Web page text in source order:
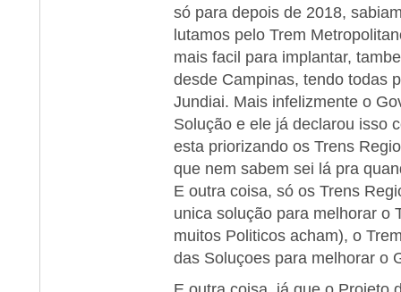
só para depois de 2018,
lutamos pelo Trem
mais facil para implantar,
desde Campinas, tendo todas
Jundiai. Mais infelizmente o
Solução e ele já declarou isso
esta priorizando os Trens
que nem sabem sei lá pra
E outra coisa, só os Trens
unica solução para melhorar o
muitos Politicos acham), o
das Soluçoes para melhorar o